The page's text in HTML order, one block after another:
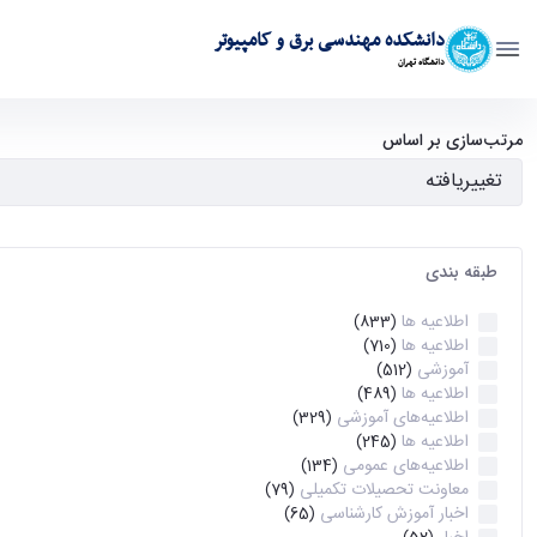
دانشکده مهندسی برق و کامپیوتر
دانشگاه تهران
آرشیو اطلاعیه ها - ece- دانشکده مهندسی برق و کامپیوتر
مرتب‌سازی بر اساس
طبقه بندی
اطلاعیه ها (833)
اطلاعیه ها (710)
آموزشی (512)
اطلاعیه ها (489)
اطلاعیه‌های‌ آموزشی (329)
اطلاعیه ها (245)
اطلاعیه‌های عمومی (134)
معاونت تحصیلات تکمیلی (79)
اخبار آموزش کارشناسی (65)